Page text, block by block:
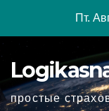
Пт.
простые